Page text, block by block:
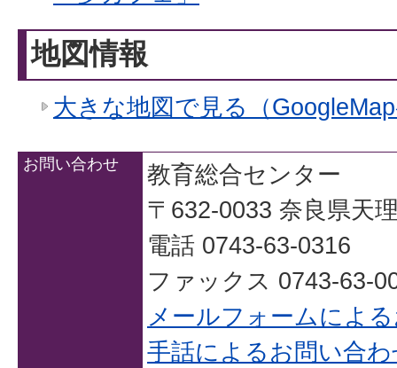
地図情報
大きな地図で見る（
お問い合わせ
教育総合センター
〒632-0033 奈良県天
電話 0743-63-0316
ファックス 0743-63-
メールフォームによ
手話によるお問い合